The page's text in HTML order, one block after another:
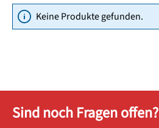
Keine Produkte gefunden.
Sind noch Fragen offen?